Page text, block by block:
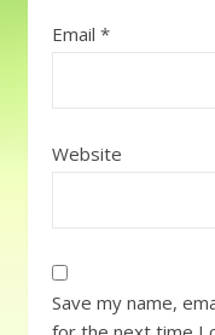
Email *
Website
Save my name,